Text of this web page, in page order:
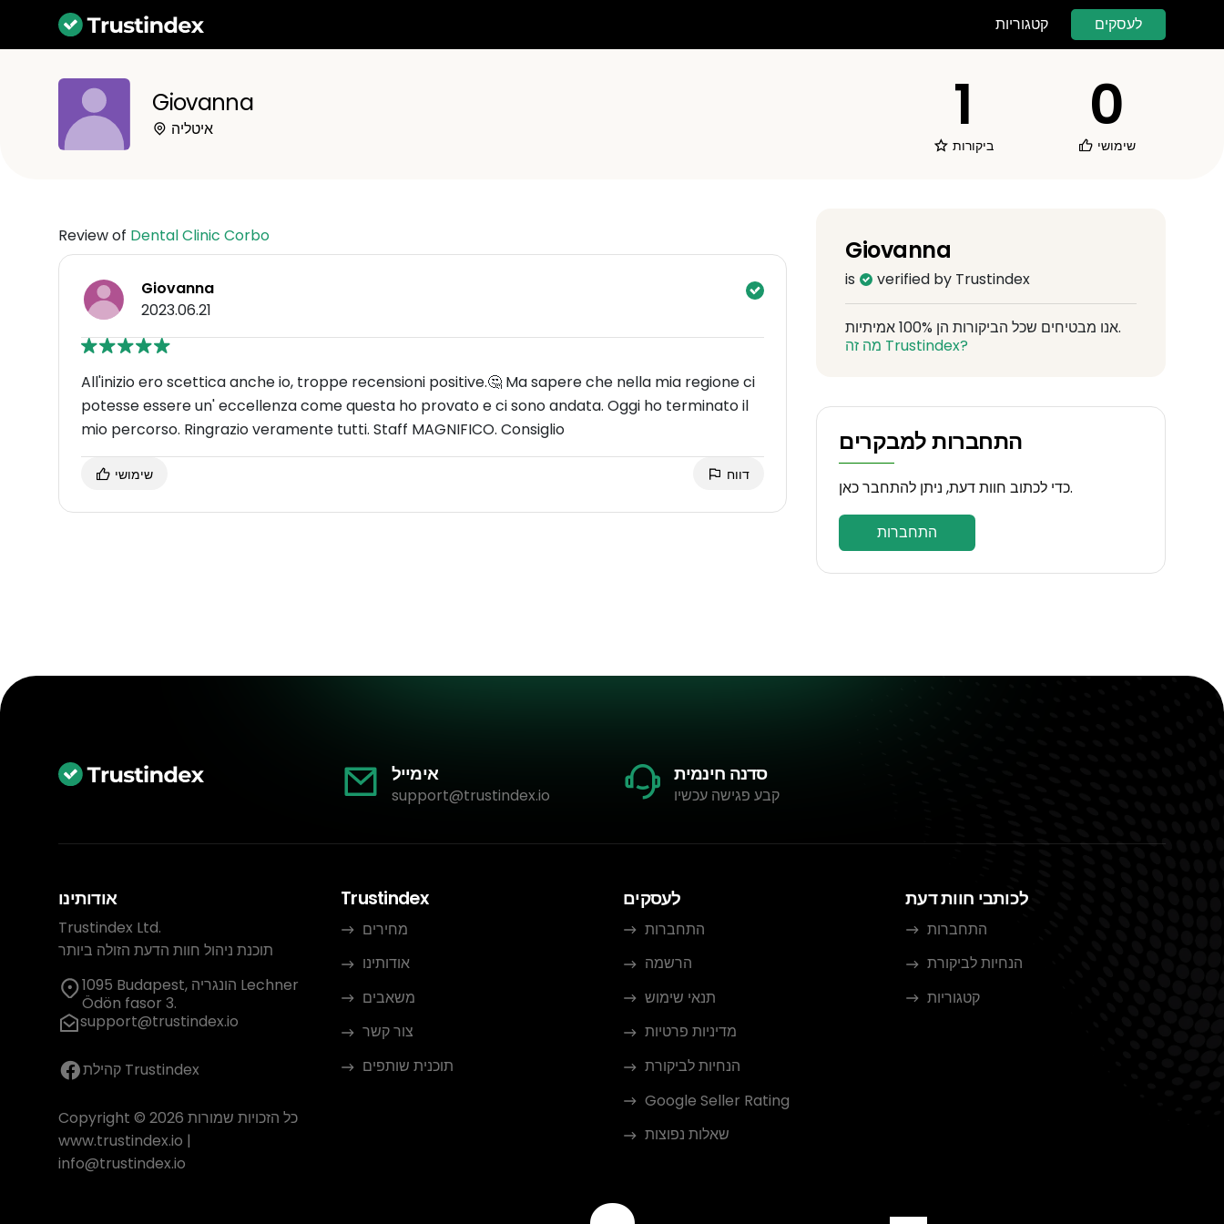
קטגוריות לעסקים
Giovanna
איטליה 1
ביקורות
0
שימושי
Review of Dental Clinic Corbo
Giovanna
2023.06.21
All'inizio ero scettica anche io, troppe recensioni positive.🤔 Ma sapere che nella mia regione ci
potesse essere un' eccellenza come questa ho provato e ci sono andata. Oggi ho terminato il
mio percorso. Ringrazio veramente tutti. Staff MAGNIFICO. Consiglio
שימושי דווח
Giovanna
is verified by Trustindex
אנו מבטיחים שכל הביקורות הן 100% אמיתיות.
מה זה Trustindex?
התחברות למבקרים
כדי לכתוב חוות דעת, ניתן להתחבר כאן.
התחברות
אימייל
support@trustindex.io
סדנה חינמית
קבע פגישה עכשיו
אודותינו
Trustindex Ltd.
תוכנת ניהול חוות הדעת הזולה ביותר
1095 Budapest, הונגריה Lechner
Ödön fasor 3.
support@trustindex.io
קהילת Trustindex
Copyright © 2026 כל הזכויות שמורות
www.trustindex.io |
info@trustindex.io
Trustindex
מחירים
אודותינו
משאבים
צור קשר
תוכנית שותפים
לעסקים
התחברות
הרשמה
תנאי שימוש
מדיניות פרטיות
הנחיות לביקורת
Google Seller Rating
שאלות נפוצות
לכותבי חוות דעת
התחברות
הנחיות לביקורת
קטגוריות